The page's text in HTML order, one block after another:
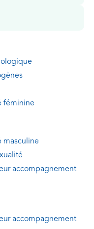
féminine
masculine
accompagnement
accompagnement